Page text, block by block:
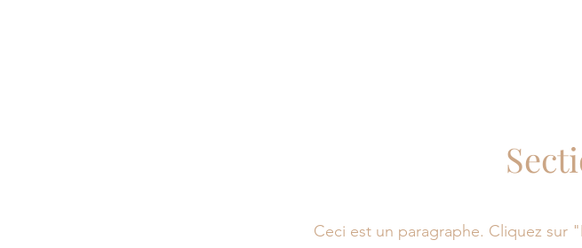
Ceci est un paragraphe. Cliquez